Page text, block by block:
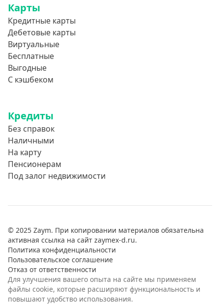
Карты
Кредитные карты
Дебетовые карты
Виртуальные
Бесплатные
Выгодные
С кэшбеком
Кредиты
Без справок
Наличными
На карту
Пенсионерам
Под залог недвижимости
© 2025 Zaym. При копировании материалов обязательна
активная ссылка на сайт zaymex-d.ru.
Политика конфиденциальности
Пользовательское соглашение
Отказ от ответственности
Для улучшения вашего опыта на сайте мы применяем
файлы cookie, которые расширяют функциональность и
повышают удобство использования.